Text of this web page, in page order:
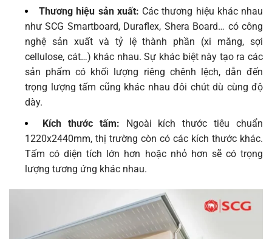
Thương hiệu sản xuất: Các thương hiệu khác nhau
như SCG Smartboard, Duraflex, Shera Board… có công
nghệ sản xuất và tỷ lệ thành phần (xi măng, sợi
cellulose, cát…) khác nhau. Sự khác biệt này tạo ra các
sản phẩm có khối lượng riêng chênh lệch, dẫn đến
trọng lượng tấm cũng khác nhau đôi chút dù cùng độ
dày.
Kích thước tấm: Ngoài kích thước tiêu chuẩn
1220x2440mm, thị trường còn có các kích thước khác.
Tấm có diện tích lớn hơn hoặc nhỏ hơn sẽ có trọng
lượng tương ứng khác nhau.